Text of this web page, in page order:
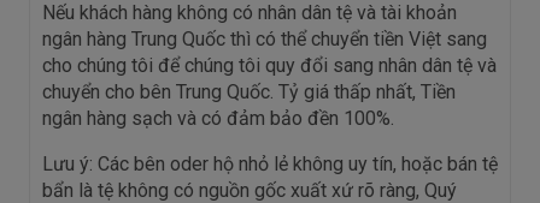
Nếu khách hàng không có nhân dân tệ và tài khoản
ngân hàng Trung Quốc thì có thể chuyển tiền Việt sang
cho chúng tôi để chúng tôi quy đổi sang nhân dân tệ và
chuyển cho bên Trung Quốc. Tỷ giá thấp nhất, Tiền
ngân hàng sạch và có đảm bảo đền 100%.
Lưu ý: Các bên oder hộ nhỏ lẻ không uy tín, hoặc bán tệ
bẩn là tệ không có nguồn gốc xuất xứ rõ ràng, Quý